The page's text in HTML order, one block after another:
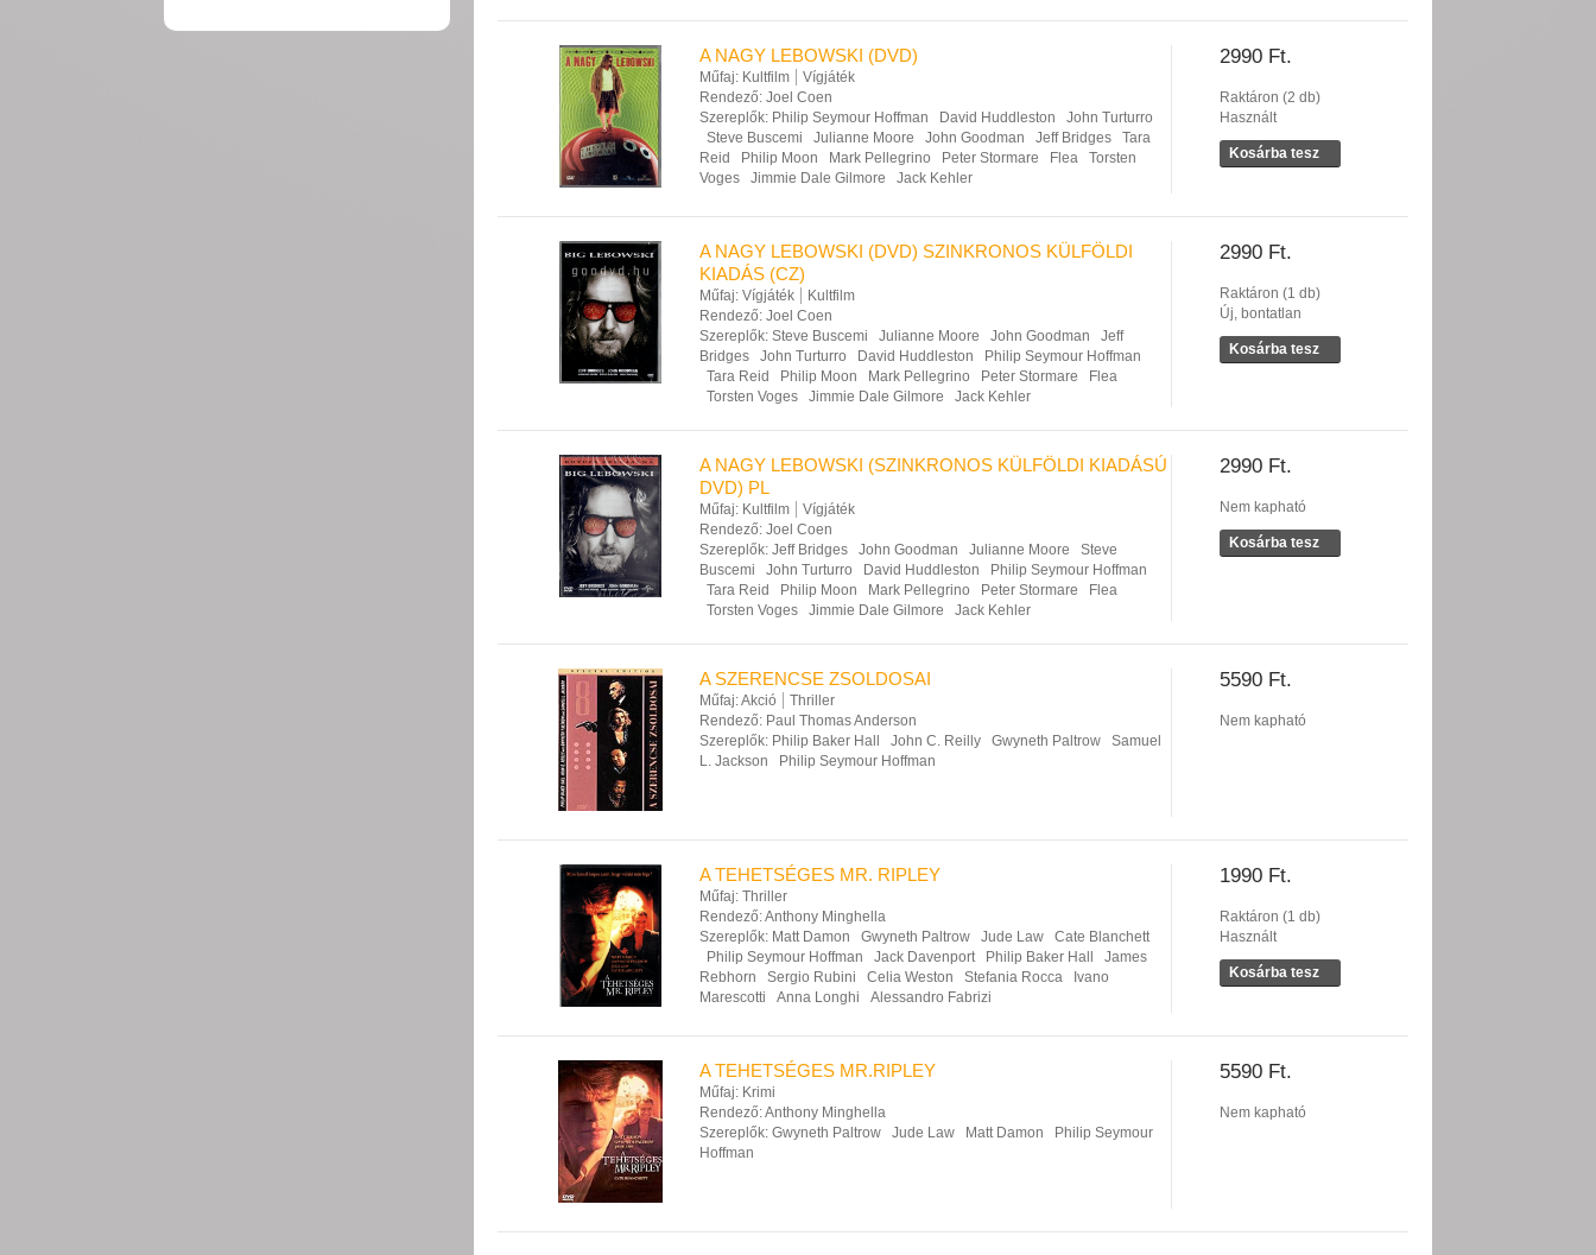
2990 Ft.
Raktáron (2 db)
Használt
Kosárba tesz
A NAGY LEBOWSKI (DVD)
Műfaj: Kultfilm
Vígjáték
Rendező: Joel Coen
Szereplők: Philip Seymour Hoffman David Huddleston
John Turturro
Steve Buscemi
Julianne Moore John Goodman Jeff Bridges
Tara
Reid
Philip Moon Mark Pellegrino Peter Stormare Flea
Torsten
Voges
Jimmie Dale Gilmore Jack Kehler
2990 Ft.
Raktáron (1 db)
Új, bontatlan
Kosárba tesz
A NAGY LEBOWSKI (DVD) SZINKRONOS KÜLFÖLDI
KIADÁS (CZ)
Műfaj: Vígjáték
Kultfilm
Rendező: Joel Coen
Szereplők: Steve Buscemi Julianne Moore John Goodman
Jeff
Bridges
John Turturro David Huddleston
Philip Seymour Hoffman
Tara Reid
Philip Moon Mark Pellegrino Peter Stormare
Flea
Torsten Voges
Jimmie Dale Gilmore Jack Kehler
2990 Ft.
Nem kapható
Kosárba tesz
A NAGY LEBOWSKI (SZINKRONOS KÜLFÖLDI KIADÁSÚ
DVD) PL
Műfaj: Kultfilm
Vígjáték
Rendező: Joel Coen
Szereplők: Jeff Bridges John Goodman Julianne Moore
Steve
Buscemi
John Turturro David Huddleston
Philip Seymour Hoffman
Tara Reid
Philip Moon Mark Pellegrino Peter Stormare
Flea
Torsten Voges
Jimmie Dale Gilmore Jack Kehler
5590 Ft.
Nem kapható
A SZERENCSE ZSOLDOSAI
Műfaj:Akció
Thriller
Rendező: Paul Thomas Anderson
Szereplők: Philip Baker Hall John C. Reilly Gwyneth Paltrow
Samuel
L. Jackson
Philip Seymour Hoffman
1990 Ft.
Raktáron (1 db)
Használt
Kosárba tesz
A TEHETSÉGES MR. RIPLEY
Műfaj: Thriller
Rendező:Anthony Minghella
Szereplők: Matt Damon Gwyneth Paltrow Jude Law
Cate Blanchett
Philip Seymour Hoffman
Jack Davenport Philip Baker Hall
James
Rebhorn
Sergio Rubini Celia Weston Stefania Rocca
Ivano
Marescotti
Anna Longhi Alessandro Fabrizi
5590 Ft.
Nem kapható
A TEHETSÉGES MR.RIPLEY
Műfaj: Krimi
Rendező:Anthony Minghella
Szereplők: Gwyneth Paltrow Jude Law Matt Damon
Philip Seymour
Hoffman